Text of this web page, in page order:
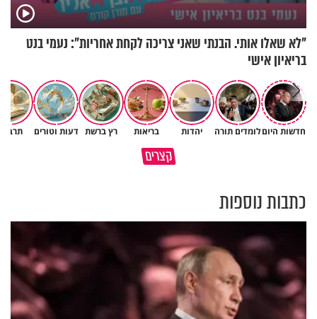
"לא שאלו אותי. הבנתי שאני צריכה לקחת אחריות": נעמי בנט
בריאיון אישי
חדשות היוםלומדים תורה יהדות בריאות רץ ברשת דעות וטורים
קצריםמדוע האמונה נמשלה למלח?
גם ׳הרע׳ זה הרחמים של בורא
כתבות נוספות